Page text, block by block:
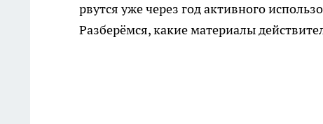
рвутся уже через год активного
Разберёмся, какие материалы